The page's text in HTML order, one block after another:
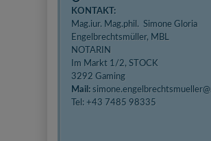
KONTAKT:
Mag.iur. Mag.phil. Simone Gloria
Engelbrechtsmüller, MBL
NOTARIN
Im Markt 1/2, STOCK
3292 Gaming
Mail:
Tel: +43 7485 98335